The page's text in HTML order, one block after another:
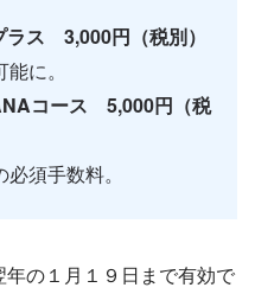
ス 3,000円（税別）
に。
コース 5,000円（税
須手数料。
の１月１９日まで有効で